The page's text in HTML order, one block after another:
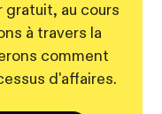
gratuit, au cours
à travers la
comment
d'affaires.